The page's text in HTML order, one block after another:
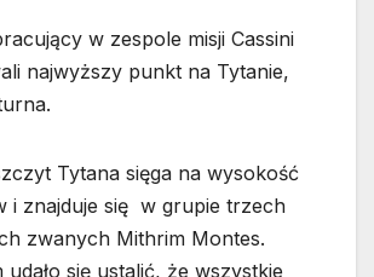
w zespole misji Cassini
najwyższy punkt na Tytanie,
Tytana sięga na wysokość
i znajduje się w grupie trzech
zwanych Mithrim Montes.
się ustalić, że wszystkie